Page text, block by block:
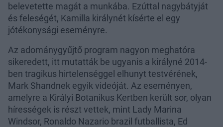
belevetette magát a munkába. Ezúttal nagybátyját
és feleségét, Kamilla királynét kísérte el egy
jótékonysági eseményre.
Az adománygyűjtő program nagyon meghatóra
sikeredett, itt mutatták be ugyanis a királyné 2014-
ben tragikus hirtelenséggel elhunyt testvérének,
Mark Shandnek egyik videóját. Az eseményen,
amelyre a Királyi Botanikus Kertben került sor, olyan
hírességek is részt vettek, mint Lady Marina
Windsor, Ronaldo Nazario brazil futballista, Ed